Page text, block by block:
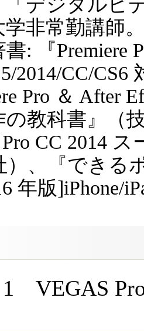
「デジタルビ
学非常勤講師
: 『Premiere
2014/CC/
Pro ＆ After
の教科書』（
Pro CC 2014
）、『できる
年版]iPhone/
1 VEGAS